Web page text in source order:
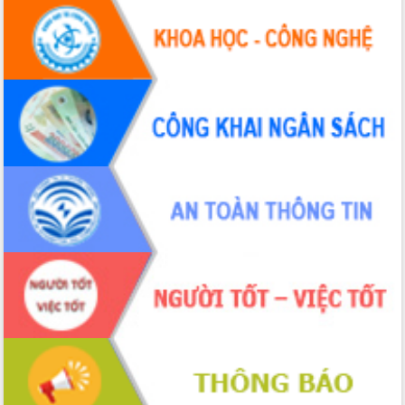
Hội thảo khoa học “Giải pháp thúc đẩy
phát triển nền kinh tế xanh tại tỉnh
Đắk Lắk”
Tăng cường giám sát, đôn đốc thực
hiện nhiệm vụ quản lý tài sản công
hàng tuần
Tháo gỡ những vướng mắc, đẩy mạnh
công tác cải cách thủ tục hành chính
tại Trung tâm Phục vụ hành chính
công tỉnh
Đắk Lắk: Tôn vinh 46 giải pháp tại Hội
thi Sáng tạo Kỹ thuật 2024 - 2025
Đắk Lắk rà soát, điều chỉnh Đề án 190
về phát triển nuôi trồng thủy sản
Phó Chủ tịch UBND tỉnh Đắk Lắk
Trương Công Thái kiểm tra thực địa
Dự án cao tốc Khánh Hòa - Buôn Ma
Định vị cà phê Việt Nam như một “di
sản sống” trong dòng chảy toàn cầu